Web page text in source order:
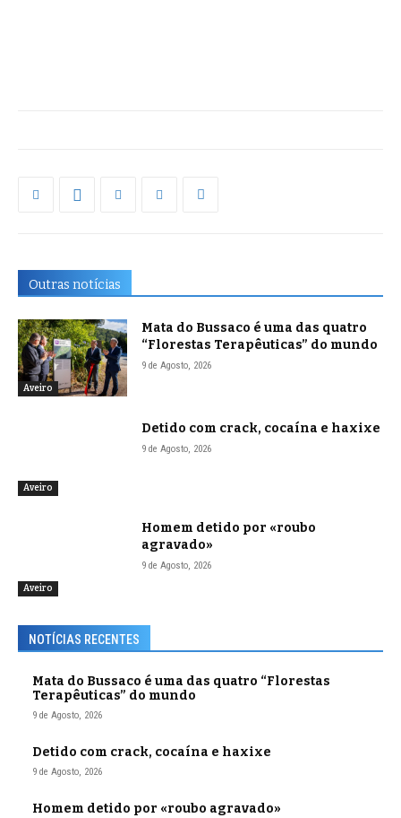
Outras notícias
Aveiro
Mata do Bussaco é uma das quatro
“Florestas Terapêuticas” do mundo
9 de Agosto, 2026
Aveiro
Detido com crack, cocaína e haxixe
9 de Agosto, 2026
Aveiro
Homem detido por «roubo
agravado»
9 de Agosto, 2026
NOTÍCIAS RECENTES
Mata do Bussaco é uma das quatro “Florestas
Terapêuticas” do mundo
9 de Agosto, 2026
Detido com crack, cocaína e haxixe
9 de Agosto, 2026
Homem detido por «roubo agravado»